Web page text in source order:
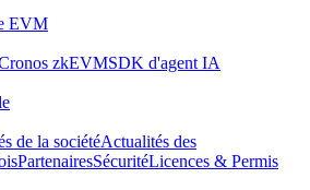
EVM
zkEVMSDK d'agent IA
de la sociétéActualités des
PartenairesSécuritéLicences & Permis